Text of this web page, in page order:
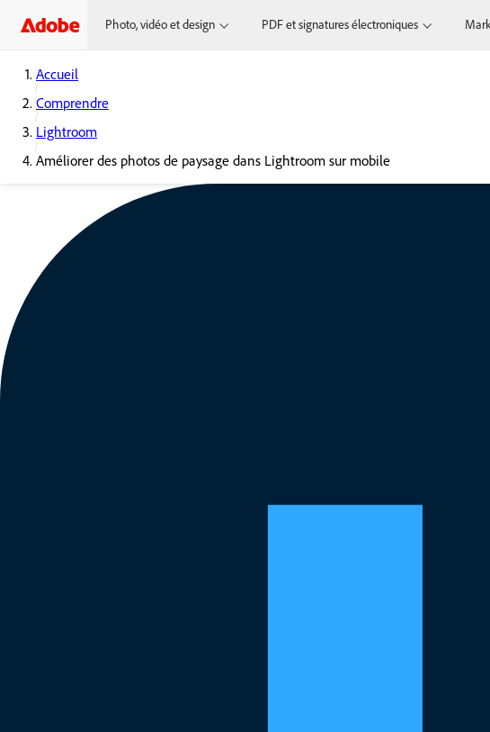
Photo, vidéo et design PDF et signatures électroniques
Accueil
Comprendre
Lightroom
Améliorer des photos de paysage dans Lightroom sur mobile